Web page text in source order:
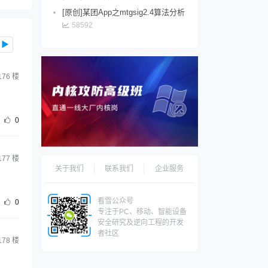
▶
楼
0
楼
0
楼
[原创]某团App之mtgsig2.4算法分析
58592
关于我们 联系我们 企业服务
看雪公众号
专注于PC、移动、智能设备
安全研究及逆向工程的开发
者社区